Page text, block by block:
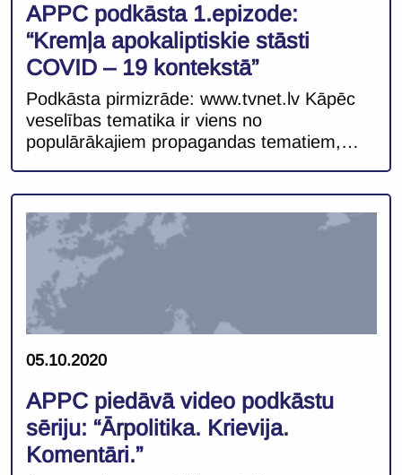
APPC podkāsta 1.epizode:
“Kremļa apokaliptiskie stāsti
COVID – 19 kontekstā”
Podkāsta pirmizrāde: www.tvnet.lv Kāpēc
veselības tematika ir viens no
populārākajiem propagandas tematiem,
pārvēršamies par dezinformatoru vēstījumu
pastiprinātājiem, Austrumeiropas politikas
pētījumu centra (APPC) veidotajā video
podkāstā “ĀRPOLITIKA. KRIEVIJA.
KOMENTĀRI.” skaidro APPC asociētais
pētnieks, LU Filozofijas un Socioloģijas
institūta vadošais pētnieks MĀRTIŅŠ
05.10.2020
APPC piedāvā video podkāstu
sēriju: “Ārpolitika. Krievija.
Komentāri.”